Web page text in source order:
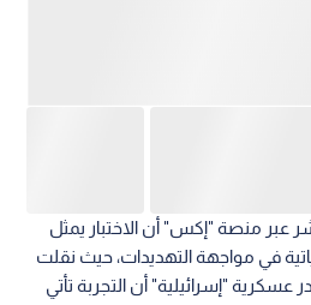
عبر منصة "إكس" أن الاختبار يمثل
في مواجهة التهديدات، حيث نقلت
"إسرائيلية" أن التجربة تأتي